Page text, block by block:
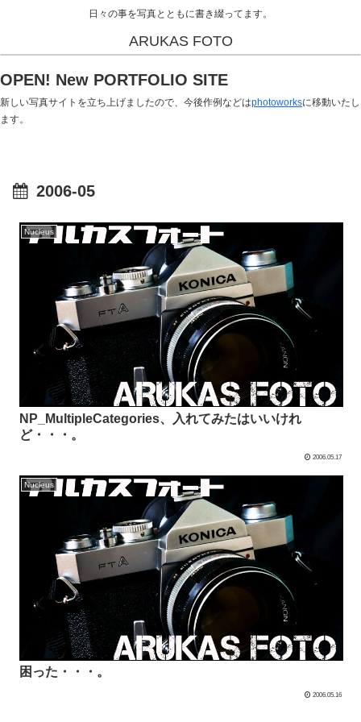
日々の事を写真とともに書き綴ってます。
ARUKAS FOTO
OPEN! New PORTFOLIO SITE
新しい写真サイトを立ち上げましたので、今後作例などはphotoworksに移動いたし
ます。
2006-05
Nucleus
NP_MultipleCategories、入れてみたはいいけれ
ど・・・。
2006.05.17
Nucleus
困った・・・。
2006.05.16